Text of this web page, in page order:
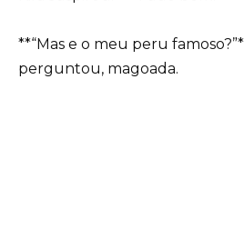
**“Mas e o meu peru
perguntou, magoada.